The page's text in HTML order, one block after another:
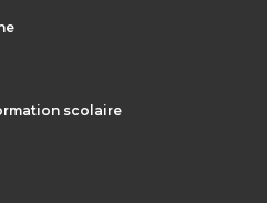
scolaire